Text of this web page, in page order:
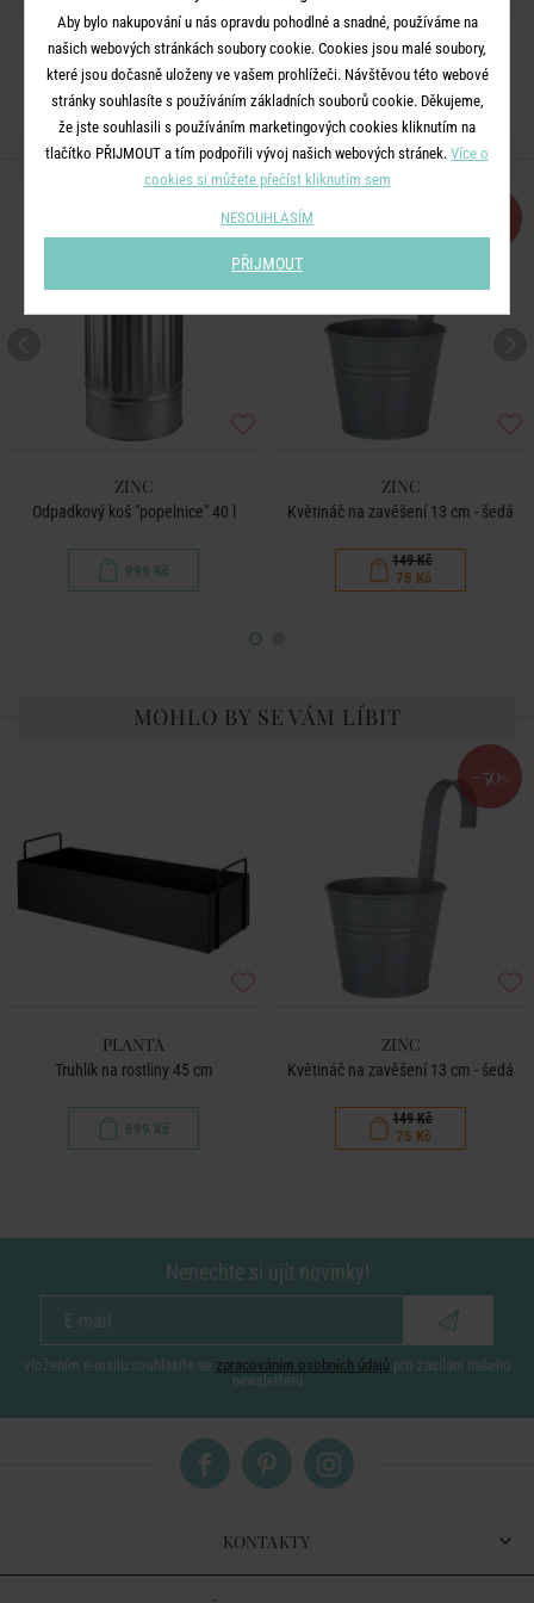
DALŠÍ PRODUKTY ZE SÉRIE
ZINC
Odpadkový koš "popelnice" 40 l
999 Kč
ZINC
Květináč na zavěšení 13 cm - šedá
149 Kč
75 Kč
MOHLO BY SE VÁM LÍBIT
PLANTA
Truhlík na rostliny 45 cm
699 Kč
-50 %
ZINC
Květináč na zavěšení 13 cm - šedá
149 Kč
75 Kč
Nenechte si ujít novinky!
vložením e-mailu souhlasíte se zpracováním osobních údajů pro zasílání našeho
newsletteru
KONTAKTY
Aby bylo nakupování u nás opravdu pohodlné a snadné, používáme na
našich webových stránkách soubory cookie. Cookies jsou malé soubory,
které jsou dočasně uloženy ve vašem prohlížeči. Návštěvou této webové
stránky souhlasíte s používáním základních souborů cookie. Děkujeme,
že jste souhlasili s používáním marketingových cookies kliknutím na
tlačítko PŘIJMOUT a tím podpořili vývoj našich webových stránek. Více o
cookies si můžete přečíst kliknutím sem
NESOUHLASÍM
PŘIJMOUT